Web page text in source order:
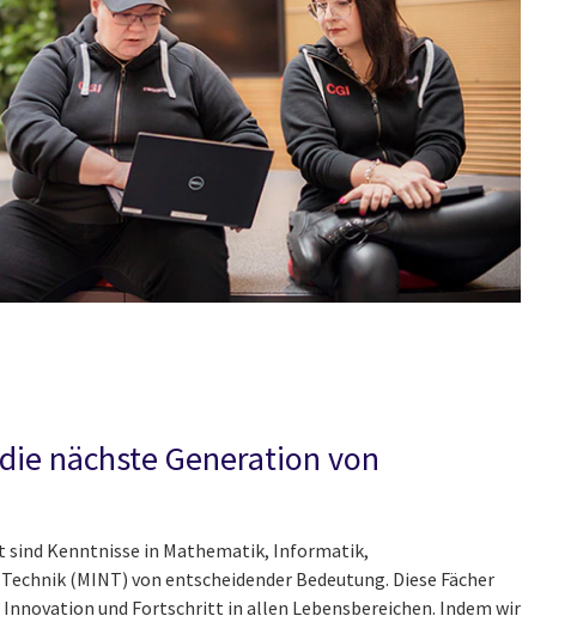
nächste Generation von
sind Kenntnisse in Mathematik, Informatik,
(MINT) von entscheidender Bedeutung. Diese Fächer
und Fortschritt in allen Lebensbereichen. Indem wir